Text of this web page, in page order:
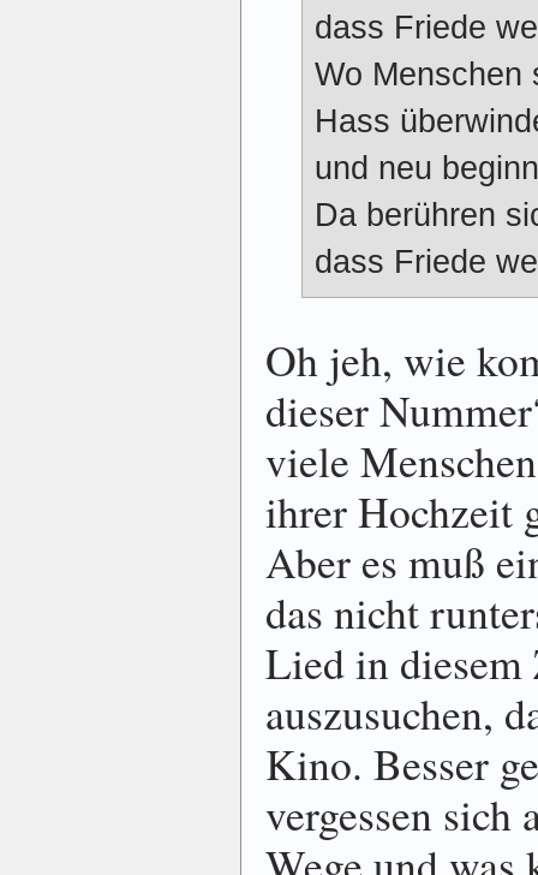
dass Friede
Wo Menschen
Hass
und neu
Da berühren
dass Friede
Oh jeh, wie
dieser
viele
ihrer Hochzeit
Aber es muß
das nicht
Lied in diesem
auszusuchen,
Kino. Besser
vergessen sich